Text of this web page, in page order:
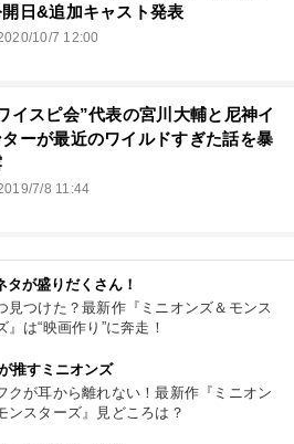
日&追加キャスト発表
10/7 12:00
イスピ会”代表の宮川大輔と尼神イ
ターが最近のワイルドすぎた話を暴
7/8 11:44
タが盛りだくさん！
見つけた？最新作『ミニオンズ＆モンス
』は“映画作り”に奔走！
推すミニオンズ
クが耳から離れない！最新作『ミニオン
ンスターズ』見どころは？